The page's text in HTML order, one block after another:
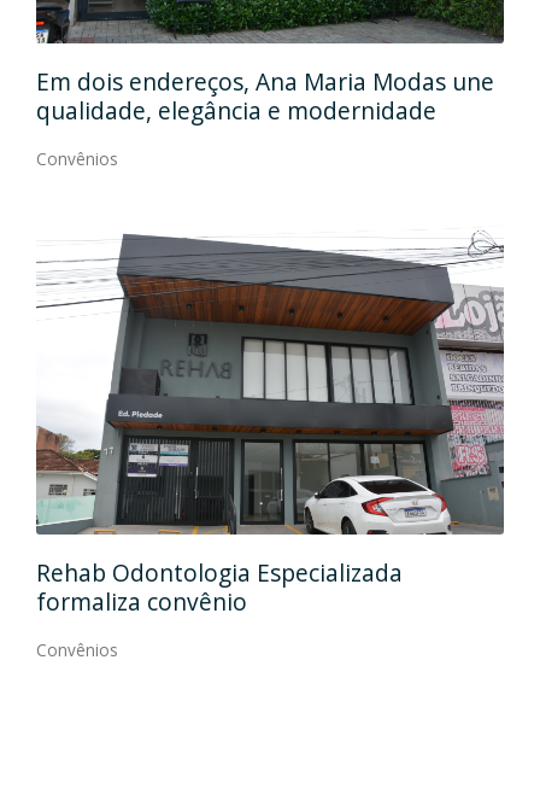
Em dois endereços, Ana Maria Modas une
qualidade, elegância e modernidade
Convênios
Rehab Odontologia Especializada
formaliza convênio
Convênios